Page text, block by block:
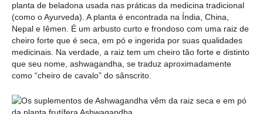
planta de beladona usada nas práticas da medicina tradicional
(como o Ayurveda). A planta é encontrada na Índia, China,
Nepal e Iêmen. É um arbusto curto e frondoso com uma raiz de
cheiro forte que é seca, em pó e ingerida por suas qualidades
medicinais. Na verdade, a raiz tem um cheiro tão forte e distinto
que seu nome, ashwagandha, se traduz aproximadamente
como “cheiro de cavalo” do sânscrito.